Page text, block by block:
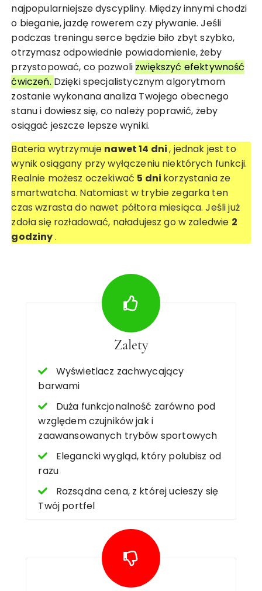
najpopularniejsze dyscypliny. Między innymi chodzi
o bieganie, jazdę rowerem czy pływanie. Jeśli
podczas treningu serce będzie biło zbyt szybko,
otrzymasz odpowiednie powiadomienie, żeby
przystopować, co pozwoli zwiększyć efektywność
ćwiczeń. Dzięki specjalistycznym algorytmom
zostanie wykonana analiza Twojego obecnego
stanu i dowiesz się, co należy poprawić, żeby
osiągać jeszcze lepsze wyniki.
Bateria wytrzymuje nawet 14 dni, jednak jest to
wynik osiągany przy wyłączeniu niektórych funkcji.
Realnie możesz oczekiwać 5 dni korzystania ze
smartwatcha. Natomiast w trybie zegarka ten
czas wzrasta do nawet półtora miesiąca. Jeśli już
zdoła się rozładować, naładujesz go w zaledwie 2
godziny.
Zalety
Wyświetlacz zachwycający
barwami
Duża funkcjonalność zarówno pod
względem czujników jak i
zaawansowanych trybów sportowych
Elegancki wygląd, który polubisz od
razu
Rozsądna cena, z której ucieszy się
Twój portfel